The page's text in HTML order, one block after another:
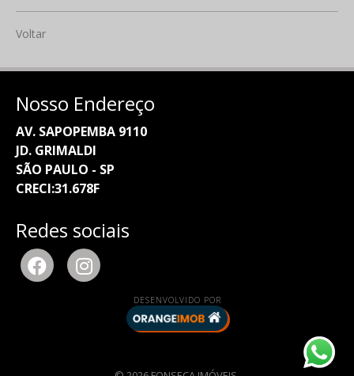
Voltar
Nosso Endereço
AV. SAPOPEMBA 9110
JD. GRIMALDI
SÃO PAULO - SP
CRECI:31.678F
Redes sociais
DESENVOLVIDO POR